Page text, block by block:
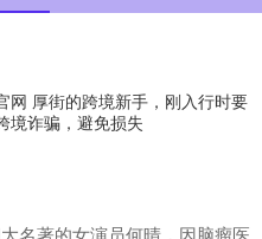
网 厚街的跨境新手，刚入行时要
境诈骗，避免损失
名著的女演员何晴，因脑瘤医